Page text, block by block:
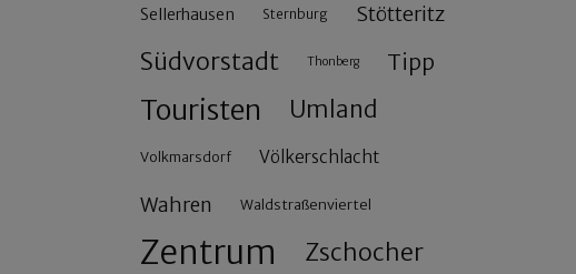
Sellerhausen Sternburg Stötteritz
Südvorstadt Thonberg Tipp
Touristen Umland
Volkmarsdorf Völkerschlacht
Wahren Waldstraßenviertel
Zentrum Zschocher